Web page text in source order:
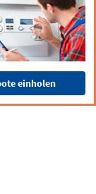
einholen